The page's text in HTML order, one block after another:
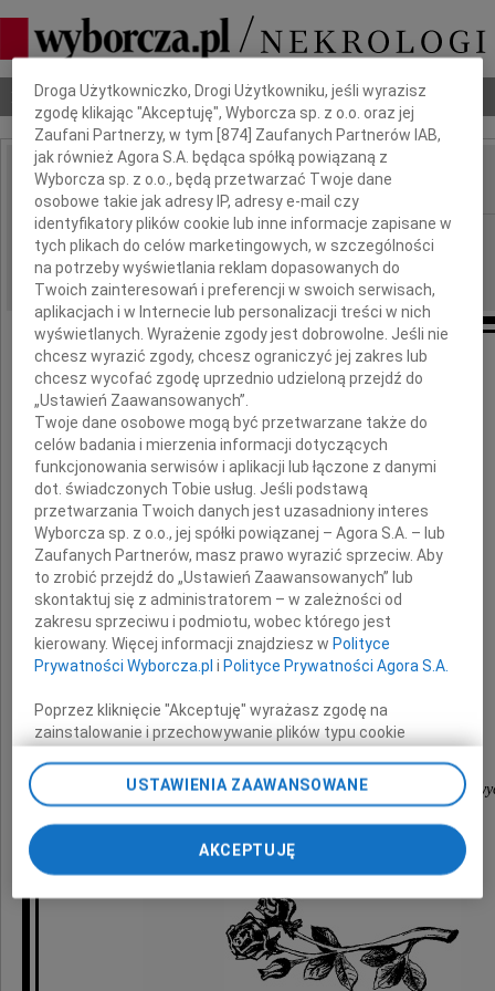
Nekrologi Odeszli Poradnik pogrzebowy
IMIĘ I NAZWISKO:
REGION: Radom
DATA EMISJI: 23.09.2011
Panu
Jackowi Łacie
Prezesowi Sądu Rejonowego w Zwoleniu
wyrazy głębokiego współczucia
z powodu śmierci
Ojca
składają
Prezes Sądu Okręgowego, Prezesi Sądów
Sędziowie Okręgu Radomskiego
Dbamy o Twoją prywatność
Droga Użytkowniczko, Drogi Użytkowniku, jeśli wyrazisz
zgodę klikając "Akceptuję", Wyborcza sp. z o.o. oraz jej
Zaufani Partnerzy, w tym [874 ] Zaufanych Partnerów IAB,
jak również Agora S.A. będąca spółką powiązaną z
Wyborcza sp. z o.o., będą przetwarzać Twoje dane
osobowe takie jak adresy IP, adresy e-mail czy
identyfikatory plików cookie lub inne informacje zapisane w
tych plikach do celów marketingowych, w szczególności
na potrzeby wyświetlania reklam dopasowanych do
Twoich zainteresowań i preferencji w swoich serwisach,
aplikacjach i w Internecie lub personalizacji treści w nich
wyświetlanych. Wyrażenie zgody jest dobrowolne. Jeśli nie
chcesz wyrazić zgody, chcesz ograniczyć jej zakres lub
chcesz wycofać zgodę uprzednio udzieloną przejdź do
„Ustawień Zaawansowanych”.
Twoje dane osobowe mogą być przetwarzane także do
celów badania i mierzenia informacji dotyczących
funkcjonowania serwisów i aplikacji lub łączone z danymi
dot. świadczonych Tobie usług. Jeśli podstawą
przetwarzania Twoich danych jest uzasadniony interes
Wyborcza sp. z o.o., jej spółki powiązanej – Agora S.A. – lub
Zaufanych Partnerów, masz prawo wyrazić sprzeciw. Aby
to zrobić przejdź do „Ustawień Zaawansowanych” lub
skontaktuj się z administratorem – w zależności od
zakresu sprzeciwu i podmiotu, wobec którego jest
kierowany. Więcej informacji znajdziesz w Polityce
Prywatności Wyborcza.pl i Polityce Prywatności Agora S.A.
Poprzez kliknięcie "Akceptuję" wyrażasz zgodę na
zainstalowanie i przechowywanie plików typu cookie
na Twoim urządzeniu końcowym. Możesz też w każdej
chwili zmienić swoje preferencje dot. plików cookie,
ponownie wywołując narzędzie do zarządzania Twoimi
preferencjami dot. przetwarzania danych poprzez
odnośnik „Ustawienia prywatności” w stopce serwisu i
Zmiana ustawień plików cookie możliwa jest także za
pomocą ustawień przeglądarki.
My, nasi Zaufani Partnerzy i Agora S.A. możemy
USTAWIENIA ZAAWANSOWANE
AKCEPTUJĘ